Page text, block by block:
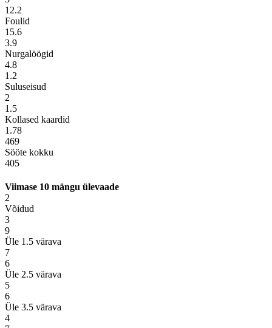
12.2
Foulid
15.6
3.9
Nurgalöögid
4.8
1.2
Suluseisud
2
1.5
Kollased kaardid
1.78
469
Sööte kokku
405
Viimase 10 mängu ülevaade
2
Võidud
3
9
Üle 1.5 värava
7
6
Üle 2.5 värava
5
6
Üle 3.5 värava
4